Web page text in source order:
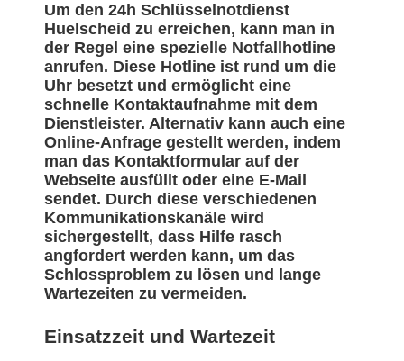
Um den 24h Schlüsselnotdienst
Huelscheid zu erreichen, kann man in
der Regel eine spezielle Notfallhotline
anrufen. Diese Hotline ist rund um die
Uhr besetzt und ermöglicht eine
schnelle Kontaktaufnahme mit dem
Dienstleister. Alternativ kann auch eine
Online-Anfrage gestellt werden, indem
man das Kontaktformular auf der
Webseite ausfüllt oder eine E-Mail
sendet. Durch diese verschiedenen
Kommunikationskanäle wird
sichergestellt, dass Hilfe rasch
angfordert werden kann, um das
Schlossproblem zu lösen und lange
Wartezeiten zu vermeiden.
Einsatzzeit und Wartezeit